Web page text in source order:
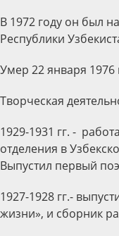
В 1972 году он был
Республики
Умер 22 января 1976
Творческая
1929-1931 гг. -
отделения в
Выпустил первый
1927-1928 гг.-
жизни», и сборник